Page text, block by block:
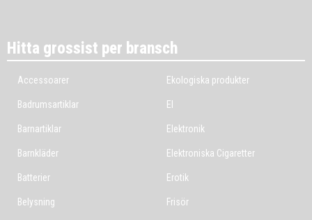
Hitta grossist per bransch
Accessoarer
Badrumsartiklar
Barnartiklar
Barnkläder
Batterier
Belysning
Ekologiska produkter
El
Elektronik
Elektroniska Cigaretter
Erotik
Frisör